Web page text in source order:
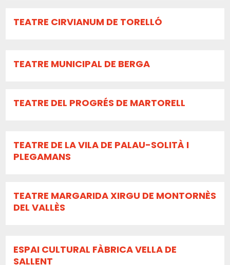
TEATRE CIRVIANUM DE TORELLÓ
TEATRE MUNICIPAL DE BERGA
TEATRE DEL PROGRÉS DE MARTORELL
TEATRE DE LA VILA DE PALAU-SOLITÀ I
PLEGAMANS
TEATRE MARGARIDA XIRGU DE MONTORNÈS
DEL VALLÈS
ESPAI CULTURAL FÀBRICA VELLA DE
SALLENT